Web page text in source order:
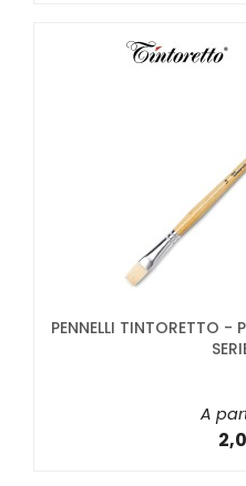
PENNELLI TINTORETTO -
A